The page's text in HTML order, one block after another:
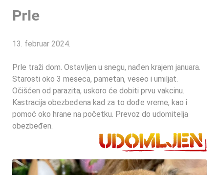
Prle
13. februar 2024.
Prle traži dom. Ostavljen u snegu, nađen krajem januara.
Starosti oko 3 meseca, pametan, veseo i umiljat.
Očišćen od parazita, uskoro će dobiti prvu vakcinu.
Kastracija obezbeđena kad za to dođe vreme, kao i
pomoć oko hrane na početku. Prevoz do udomitelja
obezbeđen.